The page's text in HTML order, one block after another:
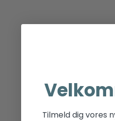
Tilmeld dig vores